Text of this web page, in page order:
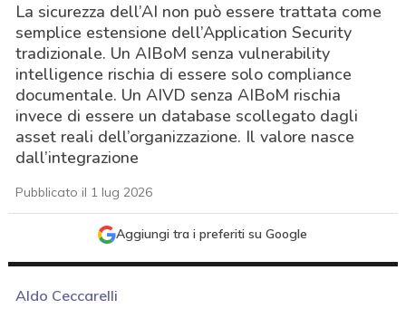
La sicurezza dell’AI non può essere trattata come
semplice estensione dell’Application Security
tradizionale. Un AIBoM senza vulnerability
intelligence rischia di essere solo compliance
documentale. Un AIVD senza AIBoM rischia
invece di essere un database scollegato dagli
asset reali dell’organizzazione. Il valore nasce
dall’integrazione
Pubblicato il 1 lug 2026
Aggiungi tra i preferiti su Google
Aldo Ceccarelli